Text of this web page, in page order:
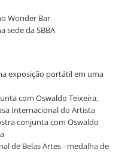
Wonder Bar
sede da SBBA
exposição portátil em uma
com Oswaldo Teixeira,
Internacional do Artista
conjunta com Oswaldo
de Belas Artes - medalha de